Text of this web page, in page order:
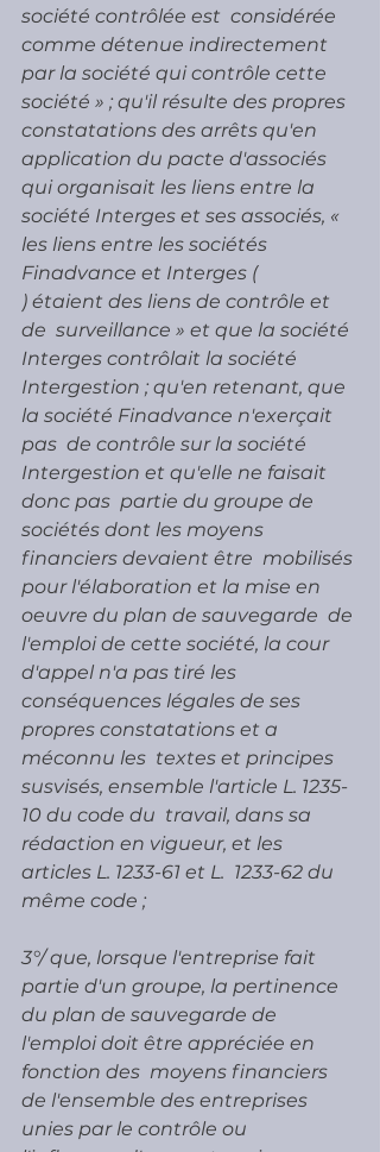
société contrôlée est  considérée
comme détenue indirectement
par la société qui contrôle cette
société » ; qu'il résulte des propres
constatations des arrêts qu'en
application du pacte d'associés
qui organisait les liens entre la
société Interges et ses associés, «
les liens entre les sociétés
Finadvance et Interges (
) étaient des liens de contrôle et
de  surveillance » et que la société
Interges contrôlait la société
Intergestion ; qu'en retenant, que
la société Finadvance n'exerçait
pas  de contrôle sur la société
Intergestion et qu'elle ne faisait
donc pas  partie du groupe de
sociétés dont les moyens
financiers devaient être  mobilisés
pour l'élaboration et la mise en
oeuvre du plan de sauvegarde  de
l'emploi de cette société, la cour
d'appel n'a pas tiré les
conséquences légales de ses
propres constatations et a
méconnu les  textes et principes
susvisés, ensemble l'article L. 1235-
10 du code du  travail, dans sa
rédaction en vigueur, et les
articles L. 1233-61 et L.  1233-62 du
même code ;
3°/ que, lorsque l'entreprise fait
partie d'un groupe, la pertinence
du plan de sauvegarde de
l'emploi doit être appréciée en
fonction des  moyens financiers
de l'ensemble des entreprises
unies par le contrôle ou